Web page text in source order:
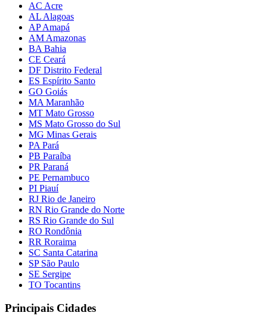
AC Acre
AL Alagoas
AP Amapá
AM Amazonas
BA Bahia
CE Ceará
DF Distrito Federal
ES Espírito Santo
GO Goiás
MA Maranhão
MT Mato Grosso
MS Mato Grosso do Sul
MG Minas Gerais
PA Pará
PB Paraíba
PR Paraná
PE Pernambuco
PI Piauí
RJ Rio de Janeiro
RN Rio Grande do Norte
RS Rio Grande do Sul
RO Rondônia
RR Roraima
SC Santa Catarina
SP São Paulo
SE Sergipe
TO Tocantins
Principais Cidades